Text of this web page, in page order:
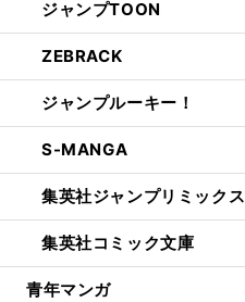
ジャンプTOON
ZEBRACK
ジャンプルーキー！
S-MANGA
集英社ジャンプリミックス
集英社コミック文庫
青年マンガ